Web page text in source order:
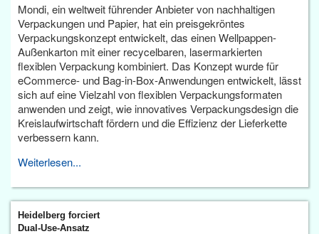
Mondi, ein weltweit führender Anbieter von nachhaltigen
Verpackungen und Papier, hat ein preisgekröntes
Verpackungskonzept entwickelt, das einen Wellpappen-
Außenkarton mit einer recycelbaren, lasermarkierten
flexiblen Verpackung kombiniert. Das Konzept wurde für
eCommerce- und Bag-in-Box-Anwendungen entwickelt, lässt
sich auf eine Vielzahl von flexiblen Verpackungsformaten
anwenden und zeigt, wie innovatives Verpackungsdesign die
Kreislaufwirtschaft fördern und die Effizienz der Lieferkette
verbessern kann.
Weiterlesen...
Heidelberg forciert
Dual-Use-Ansatz